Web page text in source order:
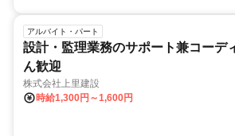
アルバイト・パート
設計・監理業務のサポート兼コーデ
ん歓迎
株式会社上里建設
時給1,300円～1,600円